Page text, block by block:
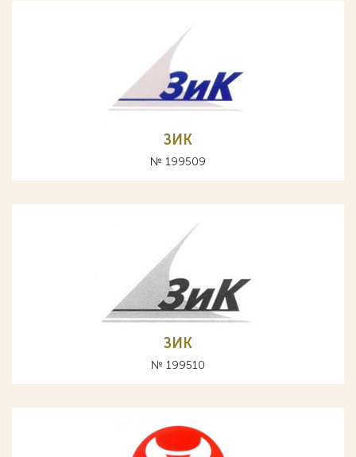
ЗИК
№ 199509
ЗИК
№ 199510